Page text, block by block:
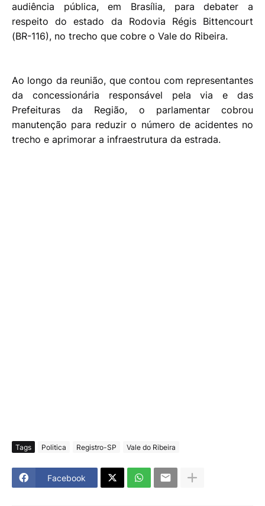
audiência pública, em Brasília, para debater a
respeito do estado da Rodovia Régis Bittencourt
(BR-116), no trecho que cobre o Vale do Ribeira.
Ao longo da reunião, que contou com representantes
da concessionária responsável pela via e das
Prefeituras da Região, o parlamentar cobrou
manutenção para reduzir o número de acidentes no
trecho e aprimorar a infraestrutura da estrada.
Tags Politica Registro-SP Vale do Ribeira
Facebook